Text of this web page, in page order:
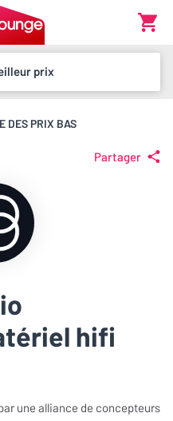
prix
DES PRIX BAS
Partager
hifi
une alliance de concepteurs